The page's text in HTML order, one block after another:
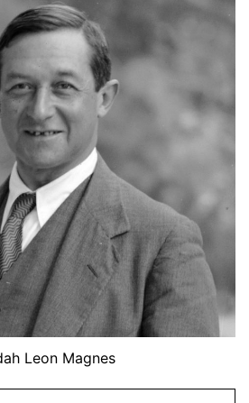
Leon Magnes